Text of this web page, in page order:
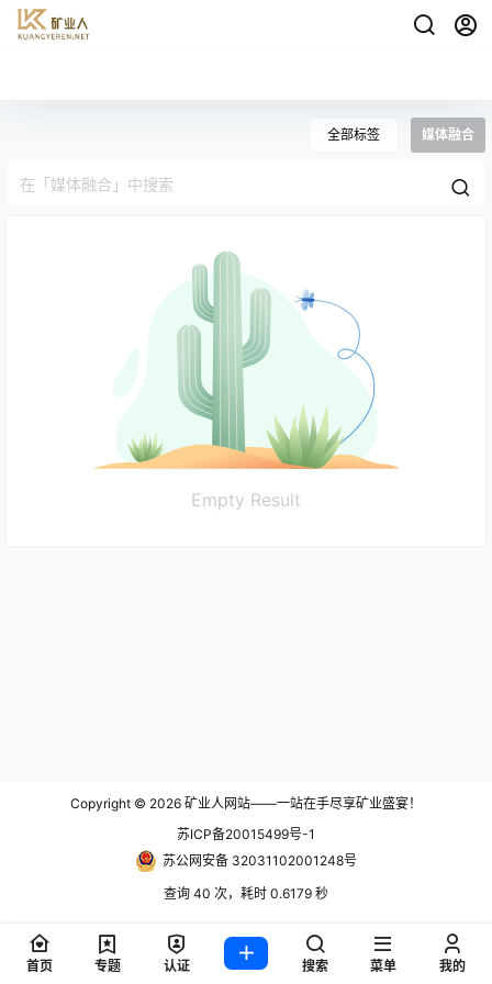
全部标签 媒体融合
Empty Result
Copyright © 2026 矿业人网站——一站在手尽享矿业盛宴！
苏ICP备20015499号-1
苏公网安备 32031102001248号
查询 40 次，耗时 0.6179 秒
首页 专题 认证 搜索 菜单 我的